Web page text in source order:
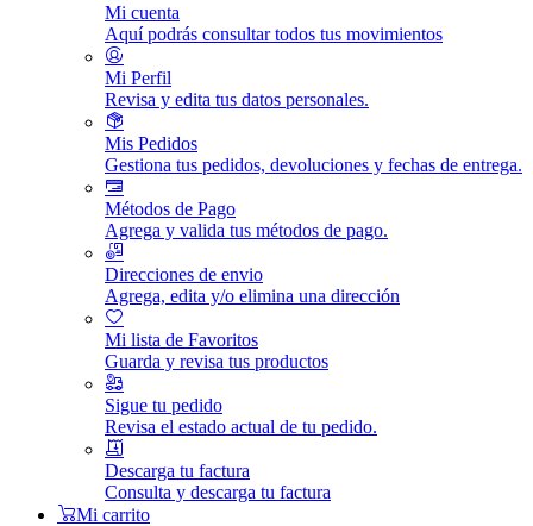
Mi cuenta
Aquí podrás consultar todos tus movimientos
Mi Perfil
Revisa y edita tus datos personales.
Mis Pedidos
Gestiona tus pedidos, devoluciones y fechas de entrega.
Métodos de Pago
Agrega y valida tus métodos de pago.
Direcciones de envio
Agrega, edita y/o elimina una dirección
Mi lista de Favoritos
Guarda y revisa tus productos
Sigue tu pedido
Revisa el estado actual de tu pedido.
Descarga tu factura
Consulta y descarga tu factura
Mi carrito